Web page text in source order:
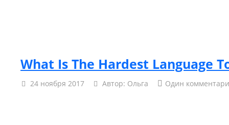
What Is The Hardest Language
24 ноября 2017 Автор: Ольга Один